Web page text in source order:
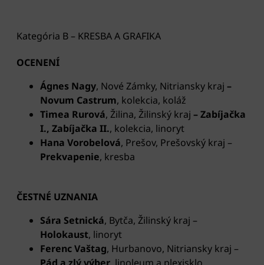
Kategória B – KRESBA A GRAFIKA
OCENENÍ
Ágnes Nagy, Nové Zámky, Nitriansky kraj –
Novum Castrum, kolekcia, koláž
Timea Rurová, Žilina, Žilinský kraj – Zabíjačka
I., Zabíjačka II., kolekcia, linoryt
Hana Vorobelová, Prešov, Prešovský kraj –
Prekvapenie, kresba
ČESTNÉ UZNANIA
Sára Setnická, Bytča, Žilinský kraj –
Holokaust, linoryt
Ferenc Vaštag, Hurbanovo, Nitriansky kraj –